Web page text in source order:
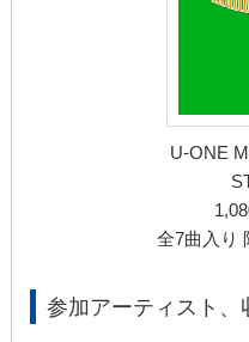
U-ONE
全7曲入り
参加アーティスト、